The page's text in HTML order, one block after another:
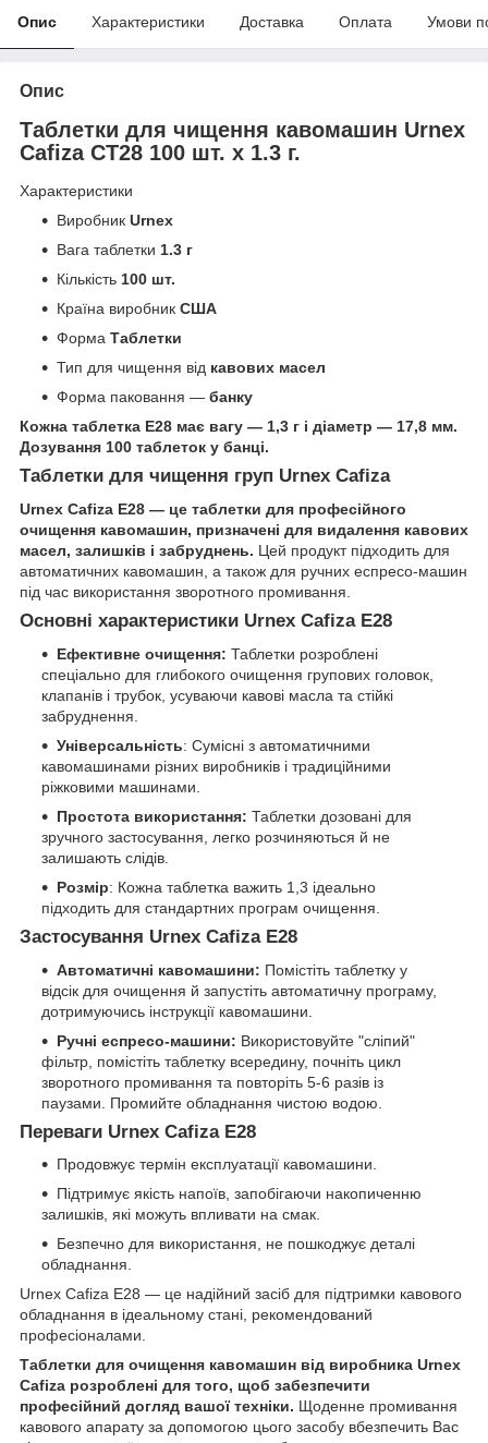
Опис Характеристики Доставка Оплата Умови
Опис
Таблетки для чищення кавомашин Urnex
Cafiza CT28 100 шт. х 1.3 г.
Характеристики
Виробник Urnex
Вага таблетки 1.3 г
Кількість 100 шт.
Країна виробник США
Форма Таблетки
Тип для чищення від кавових масел
Форма паковання — банку
Кожна таблетка Е28 має вагу — 1,3 г і діаметр — 17,8 мм.
Дозування 100 таблеток у банці.
Таблетки для чищення груп Urnex Cafiza
Urnex Cafiza E28 — це таблетки для професійного
очищення кавомашин, призначені для видалення кавових
масел, залишків і забруднень. Цей продукт підходить для
автоматичних кавомашин, а також для ручних еспресо-машин
під час використання зворотного промивання.
Основні характеристики Urnex Cafiza E28
Ефективне очищення: Таблетки розроблені
спеціально для глибокого очищення групових головок,
клапанів і трубок, усуваючи кавові масла та стійкі
забруднення.
Універсальність: Сумісні з автоматичними
кавомашинами різних виробників і традиційними
ріжковими машинами.
Простота використання: Таблетки дозовані для
зручного застосування, легко розчиняються й не
залишають слідів.
Розмір: Кожна таблетка важить 1,3 ідеально
підходить для стандартних програм очищення.
Застосування Urnex Cafiza E28
Автоматичні кавомашини: Помістіть таблетку у
відсік для очищення й запустіть автоматичну програму,
дотримуючись інструкції кавомашини.
Ручні еспресо-машини: Використовуйте "сліпий"
фільтр, помістіть таблетку всередину, почніть цикл
зворотного промивання та повторіть 5-6 разів із
паузами. Промийте обладнання чистою водою.
Переваги Urnex Cafiza E28
Продовжує термін експлуатації кавомашини.
Підтримує якість напоїв, запобігаючи накопиченню
залишків, які можуть впливати на смак.
Безпечно для використання, не пошкоджує деталі
обладнання.
Urnex Cafiza E28 — це надійний засіб для підтримки кавового
обладнання в ідеальному стані, рекомендований
професіоналами.
Таблетки для очищення кавомашин від виробника Urnex
Cafiza розроблені для того, щоб забезпечити
професійний догляд вашої техніки. Щоденне промивання
кавового апарату за допомогою цього засобу вбезпечить Вас